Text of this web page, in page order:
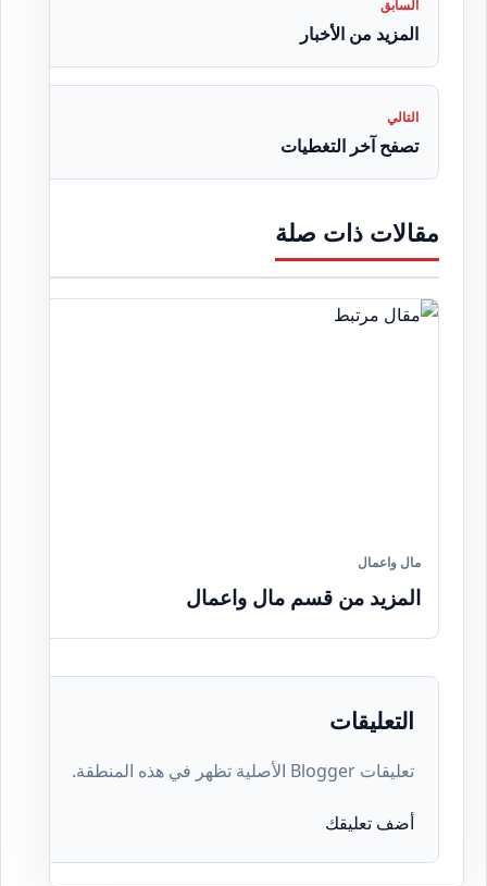
السابق
المزيد من الأخبار
التالي
تصفح آخر التغطيات
مقالات ذات صلة
مال واعمال
المزيد من قسم مال واعمال
التعليقات
تعليقات Blogger الأصلية تظهر في هذه المنطقة.
أضف تعليقك